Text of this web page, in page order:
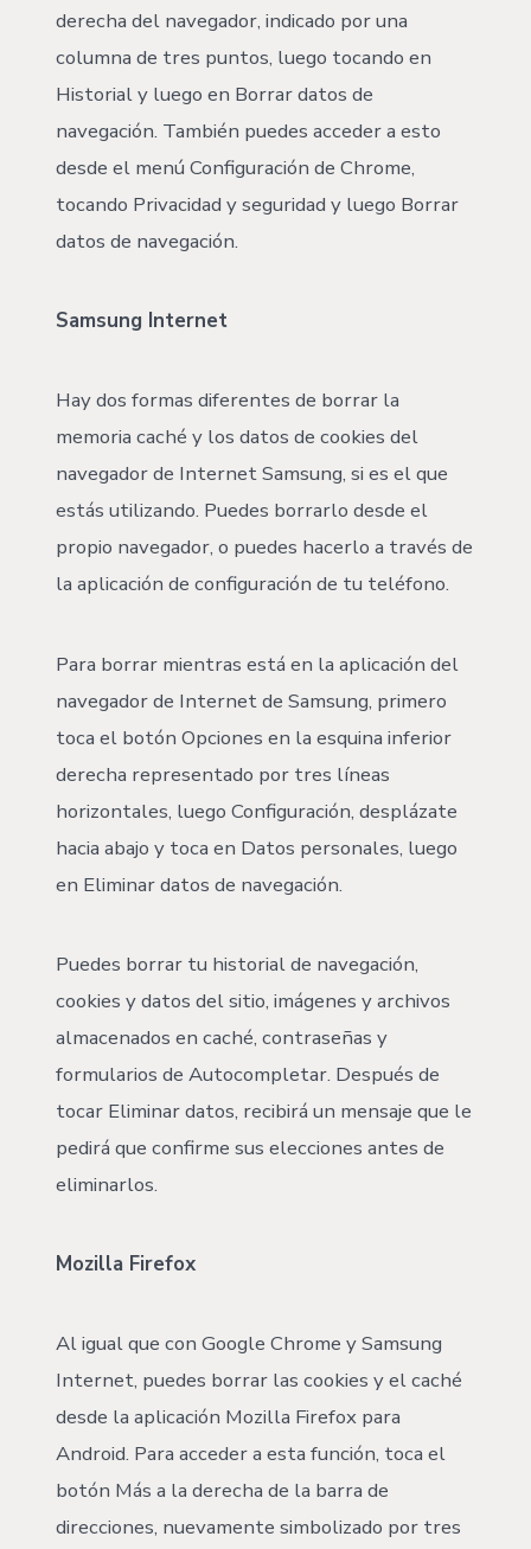
derecha del navegador, indicado por una
columna de tres puntos, luego tocando en
Historial y luego en Borrar datos de
navegación. También puedes acceder a esto
desde el menú Configuración de Chrome,
tocando Privacidad y seguridad y luego Borrar
datos de navegación.
Samsung Internet
Hay dos formas diferentes de borrar la
memoria caché y los datos de cookies del
navegador de Internet Samsung, si es el que
estás utilizando. Puedes borrarlo desde el
propio navegador, o puedes hacerlo a través de
la aplicación de configuración de tu teléfono.
Para borrar mientras está en la aplicación del
navegador de Internet de Samsung, primero
toca el botón Opciones en la esquina inferior
derecha representado por tres líneas
horizontales, luego Configuración, desplázate
hacia abajo y toca en Datos personales, luego
en Eliminar datos de navegación.
Puedes borrar tu historial de navegación,
cookies y datos del sitio, imágenes y archivos
almacenados en caché, contraseñas y
formularios de Autocompletar. Después de
tocar Eliminar datos, recibirá un mensaje que le
pedirá que confirme sus elecciones antes de
eliminarlos.
Mozilla Firefox
Al igual que con Google Chrome y Samsung
Internet, puedes borrar las cookies y el caché
desde la aplicación Mozilla Firefox para
Android. Para acceder a esta función, toca el
botón Más a la derecha de la barra de
direcciones, nuevamente simbolizado por tres